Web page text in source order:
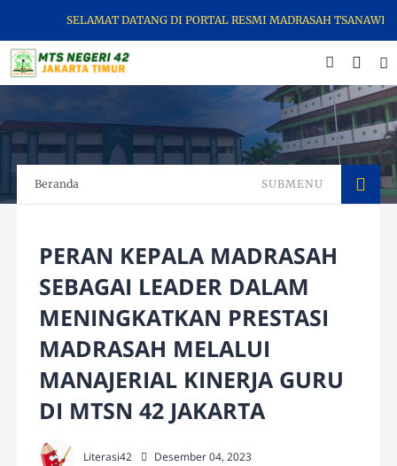
SELAMAT DATANG DI PORTAL RESMI MADRASAH TSANAWIYAH
Beranda SUBMENU
PERAN KEPALA MADRASAH
SEBAGAI LEADER DALAM
MENINGKATKAN PRESTASI
MADRASAH MELALUI
MANAJERIAL KINERJA GURU
DI MTSN 42 JAKARTA
Literasi42 Desember 04, 2023